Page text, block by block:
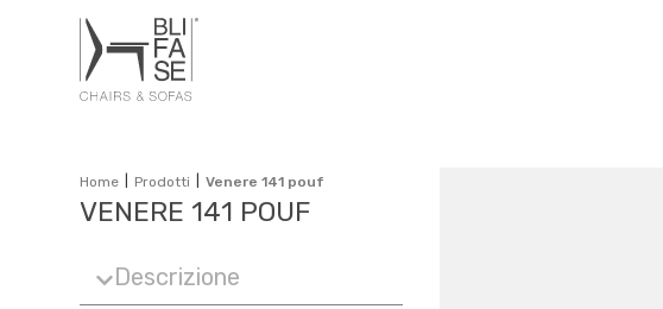
Home Prodotti Venere 141 pouf
VENERE 141 POUF
Descrizione